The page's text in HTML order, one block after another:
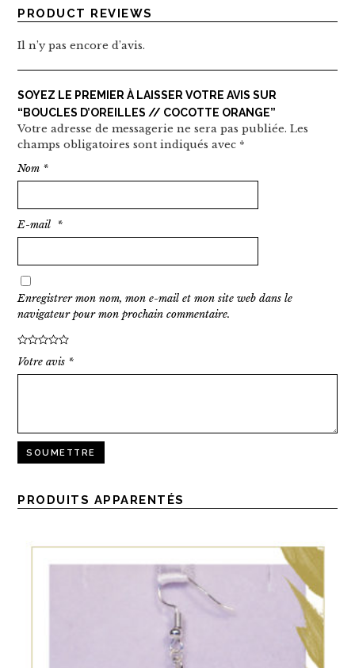
PRODUCT REVIEWS
Il n’y pas encore d’avis.
SOYEZ LE PREMIER À LAISSER VOTRE AVIS SUR
“BOUCLES D’OREILLES // COCOTTE ORANGE”
Votre adresse de messagerie ne sera pas publiée. Les
champs obligatoires sont indiqués avec *
Nom *
E-mail *
Enregistrer mon nom, mon e-mail et mon site web dans le
navigateur pour mon prochain commentaire.
Votre avis *
PRODUITS APPARENTÉS